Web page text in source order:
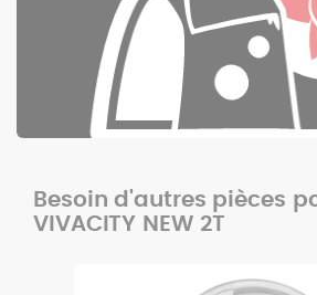
Besoin d'autres pièces
VIVACITY NEW 2T